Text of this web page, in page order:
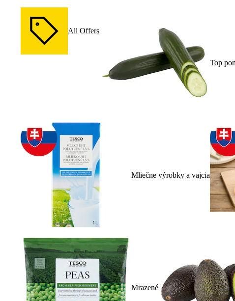
All Offers
Top
Mliečne výrobky a vajcia
Mrazené